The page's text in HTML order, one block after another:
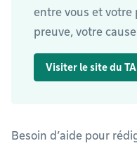
entre vous et votre
preuve, votre
Visiter le site du
Besoin d’aide pour